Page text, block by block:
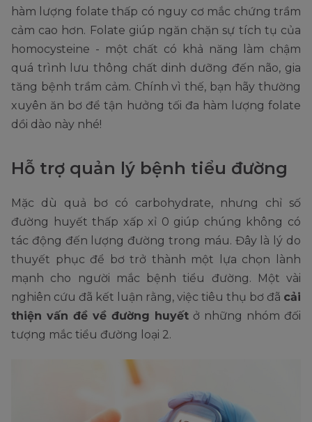
hàm lượng folate thấp có nguy cơ mắc chứng trầm
cảm cao hơn. Folate giúp ngăn chặn sự tích tụ của
homocysteine - một chất có khả năng làm chậm
quá trình lưu thông chất dinh dưỡng đến não, gia
tăng bệnh trầm cảm. Chính vì thế, bạn hãy thường
xuyên ăn bơ để tận hưởng tối đa hàm lượng folate
dồi dào này nhé!
Hỗ trợ quản lý bệnh tiểu đường
Mặc dù quả bơ có carbohydrate, nhưng chỉ số
đường huyết thấp xấp xỉ 0 giúp chúng không có
tác động đến lượng đường trong máu. Đây là lý do
thuyết phục để bơ trở thành một lựa chọn lành
mạnh cho người mắc bệnh tiểu đường. Một vài
nghiên cứu đã kết luận rằng, việc tiêu thụ bơ đã cải
thiện vấn đề về đường huyết ở những nhóm đối
tượng mắc tiểu đường loại 2.